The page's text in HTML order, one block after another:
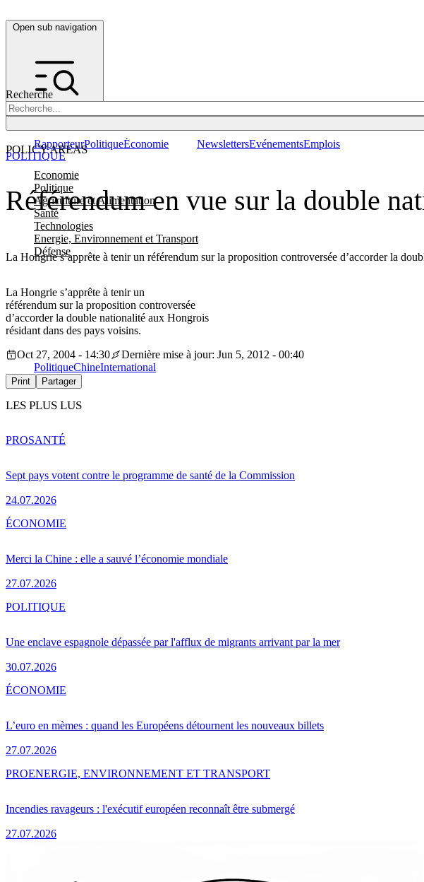
Open sub navigation
Recherche
POLICY AREAS
Economie
Politique
Agriculture et Alimentation
Santé
Technologies
Energie, Environnement et Transport
Défense
RapporteurPolitiqueÉconomie NewslettersEvénementsEmplois
Référendum en vue sur la double
La Hongrie s’apprête à tenir un référendum sur la proposition controversée d’accorder la
POLITIQUE
La Hongrie s’apprête à tenir un
référendum sur la proposition controversée
d’accorder la double nationalité aux Hongrois
résidant dans des pays voisins.
Oct 27, 2004 - 14:30
Dernière mise à jour: Jun 5, 2012 - 00:40
PolitiqueChineInternational
Print Partager
LES PLUS LUS
Sept pays votent contre le programme de santé de la Commission
24.07.2026
PROSANTÉ
Merci la Chine : elle a sauvé l’économie mondiale
27.07.2026
ÉCONOMIE
Une enclave espagnole dépassée par l'afflux de migrants arrivant par la mer
30.07.2026
POLITIQUE
L’euro en mèmes : quand les Européens détournent les nouveaux billets
27.07.2026
ÉCONOMIE
Incendies ravageurs : l'exécutif européen reconnaît être submergé
27.07.2026
PROENERGIE, ENVIRONNEMENT ET TRANSPORT